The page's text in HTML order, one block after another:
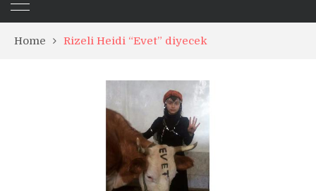
Home Rizeli Heidi “Evet” diyecek